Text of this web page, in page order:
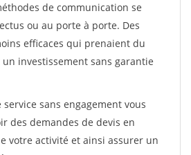
de communication se
ou au porte à porte. Des
efficaces qui prenaient du
investissement sans garantie
sans engagement vous
des demandes de devis en
votre activité et ainsi assurer un